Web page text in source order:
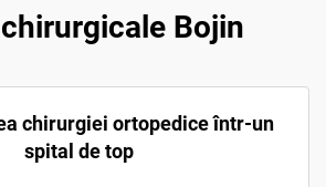
Bojin
chirurgiei ortopedice într-un
spital de top